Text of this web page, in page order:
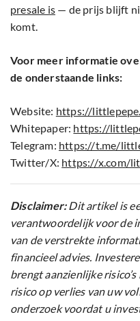
presale is — de prijs blijft
komt.
Voor meer informatie
de onderstaande links:
Website: https://
Whitepaper: https://
Telegram: https://t.me/
Twitter/X: https://x.com/
Disclaimer:Dit artikel is
verantwoordelijk voor de
van de verstrekte
financieel advies.
brengt aanzienlijke
risico op verlies van uw
onderzoek voordat u